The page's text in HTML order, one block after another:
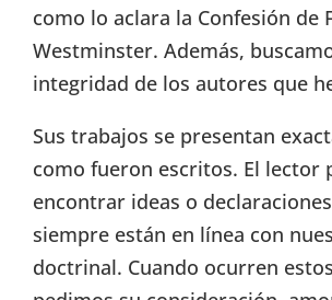
como lo aclara la Confesión de
Westminster. Además,
integridad de los autores que
Sus trabajos se presentan
como fueron escritos. El lector
encontrar ideas o
siempre están en línea con
doctrinal. Cuando ocurren